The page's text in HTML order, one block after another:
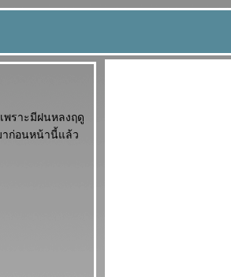
พราะมีฝนหลงฤดู
าก่อนหน้านี้แล้ว